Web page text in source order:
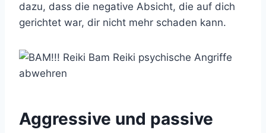
dazu, dass die negative Absicht, die auf dich
gerichtet war, dir nicht mehr schaden kann.
Aggressive und passive